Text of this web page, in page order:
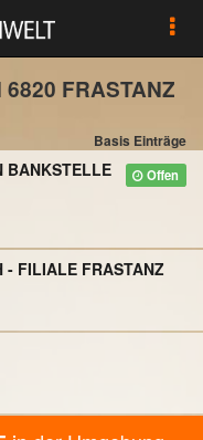
FRASTANZ
Basis Einträge
Offen
BANKSTELLE
- FILIALE FRASTANZ